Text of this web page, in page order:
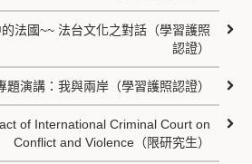
法國~~ 法台文化之對話（學習護照
認證）
題演講：我與兩岸（學習護照認證）
of International Criminal Court on
Conflict and Violence（限研究生）